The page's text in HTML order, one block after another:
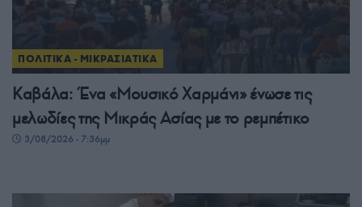
ΠΟΛΙΤΙΚΑ - ΜΙΚΡΑΣΙΑΤΙΚΑ
Καβάλα: Ένα «Μουσικό Χαρμάνι» ένωσε τις
μελωδίες της Μικράς Ασίας με το ρεμπέτικο
3/08/2026 - 7:36μμ